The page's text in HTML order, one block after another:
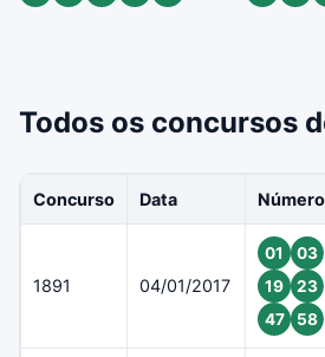
Todos os concursos
Concurso Data
1891 04/01/2017
01
03
19
23
47
58